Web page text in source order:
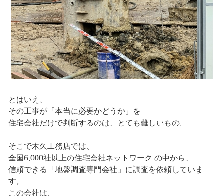
とはいえ、
その工事が「本当に必要かどうか」を
住宅会社だけで判断するのは、とても難しいもの。
そこで木久工務店では、
全国6,000社以上の住宅会社ネットワーク の中から、
信頼できる「地盤調査専門会社」に調査を依頼していま
す。
この会社は、